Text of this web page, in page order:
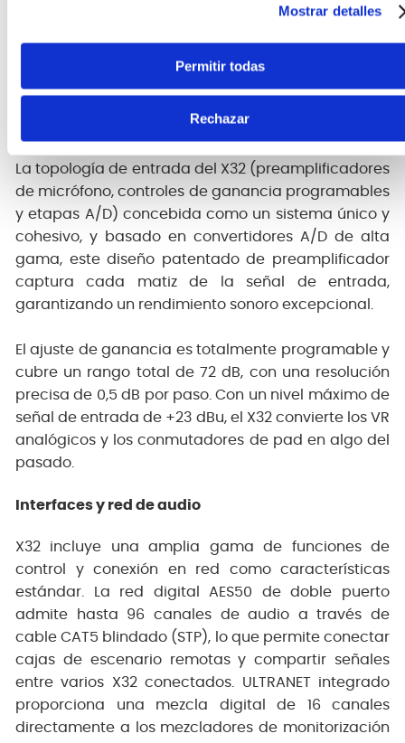
Mostrar detalles
Permitir todas
Rechazar
Esta increíble función te permite crear potentes
La topología de entrada del X32 (preamplificadores
de micrófono, controles de ganancia programables
y etapas A/D) concebida como un sistema único y
cohesivo, y basado en convertidores A/D de alta
gama, este diseño patentado de preamplificador
captura cada matiz de la señal de entrada,
garantizando un rendimiento sonoro excepcional.
El ajuste de ganancia es totalmente programable y
cubre un rango total de 72 dB, con una resolución
precisa de 0,5 dB por paso. Con un nivel máximo de
señal de entrada de +23 dBu, el X32 convierte los VR
analógicos y los conmutadores de pad en algo del
pasado.
Interfaces y red de audio
X32 incluye una amplia gama de funciones de
control y conexión en red como características
estándar. La red digital AES50 de doble puerto
admite hasta 96 canales de audio a través de
cable CAT5 blindado (STP), lo que permite conectar
cajas de escenario remotas y compartir señales
entre varios X32 conectados. ULTRANET integrado
proporciona una mezcla digital de 16 canales
directamente a los mezcladores de monitorización